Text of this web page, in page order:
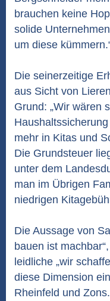
brauchen keine
solide
um diese
Die seinerzeitige
aus Sicht von
Grund: „Wir wären
mehr in Kitas und
Die Grundsteuer
unter dem
man im Übrigen
niedrigen
Die Aussage von
bauen ist
leidliche „wir
diese Dimension
Rheinfeld und